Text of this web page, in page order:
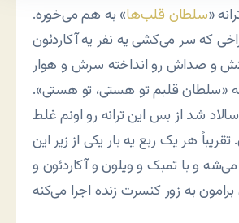
«سلطان قلب‌ها» به هم می‌خوره.
که سر می‌کشی یه نفر یه آکاردئون
و صداش رو انداخته سرش و هوار
«سلطان قلبم تو هستی، تو هستی».
شد از بس این ترانه رو اونم غلط
هر یک ربع یه بار یکی از زیر این
و با تمبک و ویلون و آکاردئون و